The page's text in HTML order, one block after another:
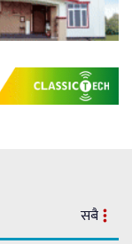
सबै